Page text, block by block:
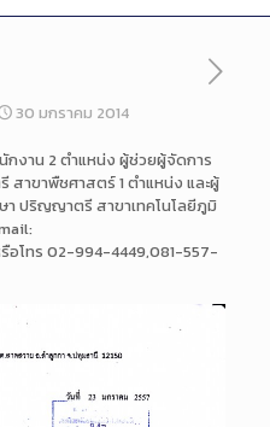
30 มกราคม 2014
งาน 2 ตำแหน่ง ผู้ช่วยผู้จัดการ
สาขาพืชศาสตร์ 1 ตำแหน่ง และผู้
า ปริญญาตรี สาขาเทคโนโลยีภูมิ
อโทร 02-994-4449,081-557-